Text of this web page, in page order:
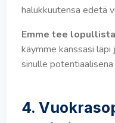
halukkuutensa edetä
Emme tee
käymme kanssasi läpi
sinulle
4.